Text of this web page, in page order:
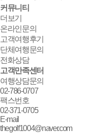
안내
커뮤니티
더보기
온라인문의
고객여행후기
단체여행문의
전화상담
고객만족센터
여행상담문의
02-786-0707
팩스번호
02-371-0705
E-mail
thegolf1004@naver.com